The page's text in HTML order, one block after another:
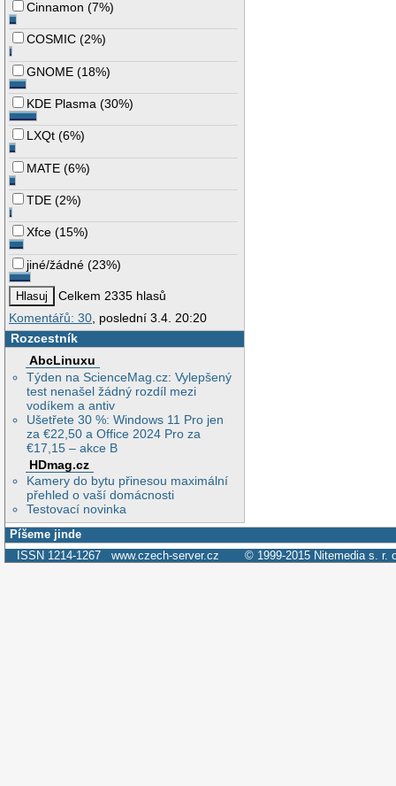
Cinnamon (7%)
COSMIC (2%)
GNOME (18%)
KDE Plasma (30%)
LXQt (6%)
MATE (6%)
TDE (2%)
Xfce (15%)
jiné/žádné (23%)
Celkem 2335 hlasů
Komentářů: 30, poslední 3.4. 20:20
Rozcestník
AbcLinuxu
Týden na ScienceMag.cz: Vylepšený
test nenašel žádný rozdíl mezi
vodíkem a antiv
Ušetřete 30 %: Windows 11 Pro jen
za €22,50 a Office 2024 Pro za
€17,15 – akce B
HDmag.cz
Kamery do bytu přinesou maximální
přehled o vaší domácnosti
Testovací novinka
Píšeme jinde
ISSN 1214-1267 www.czech-server.cz © 1999-2015 Nitemedia s. r.